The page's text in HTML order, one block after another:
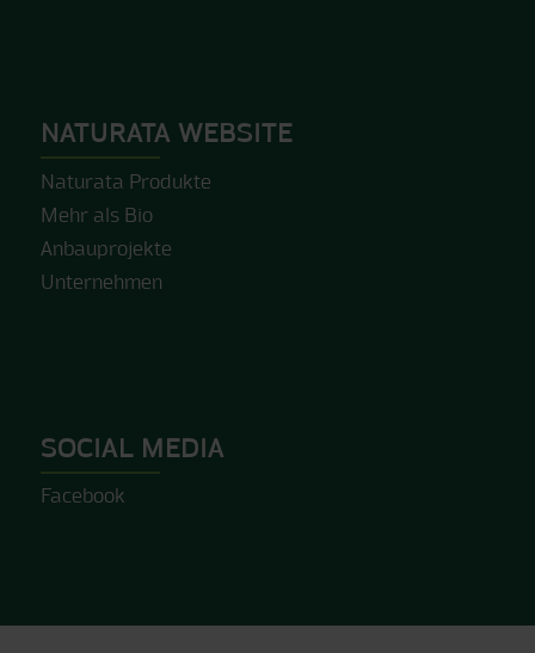
NATURATA WEBSITE
Naturata Produkte
Mehr als Bio
Anbauprojekte
Unternehmen
SOCIAL MEDIA
Facebook